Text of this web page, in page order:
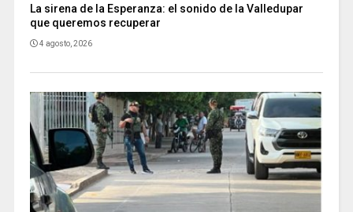
La sirena de la Esperanza: el sonido de la Valledupar
que queremos recuperar
4 agosto, 2026